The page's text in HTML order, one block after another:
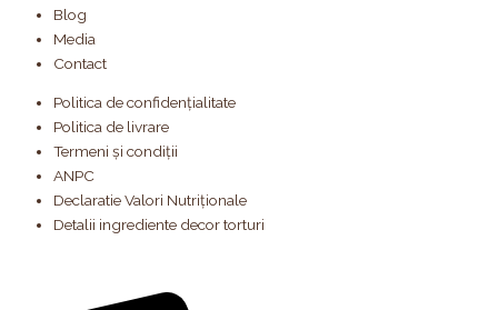
Blog
Media
Contact
Politica de confidențialitate
Politica de livrare
Termeni și condiții
ANPC
Declaratie Valori Nutriționale
Detalii ingrediente decor torturi